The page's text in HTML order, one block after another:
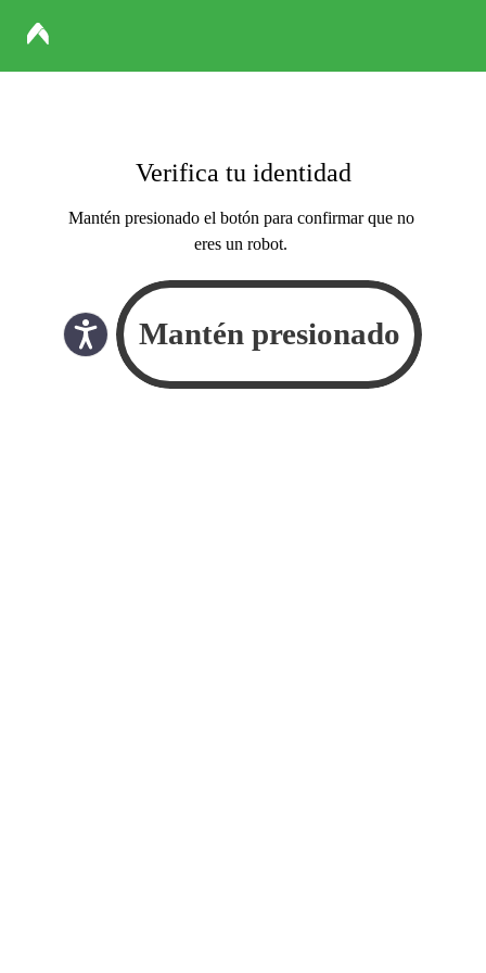
Verifica tu identidad
Mantén presionado el botón para confirmar que no
eres un robot.